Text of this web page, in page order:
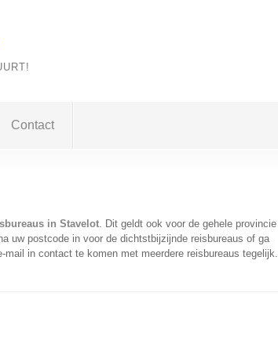
Contact
in Stavelot. Dit geldt ook voor de gehele provincie
uw postcode in voor de dichtstbijzijnde reisbureaus of ga
mail in contact te komen met meerdere reisbureaus tegelijk.